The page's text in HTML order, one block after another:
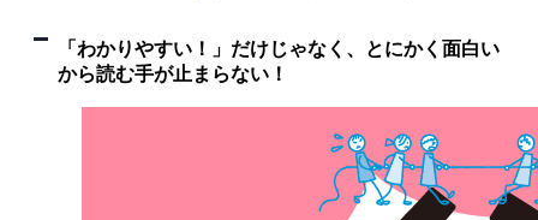
「わかりやすい！」だけじゃなく、とにかく面白い
から読む手が止まらない！